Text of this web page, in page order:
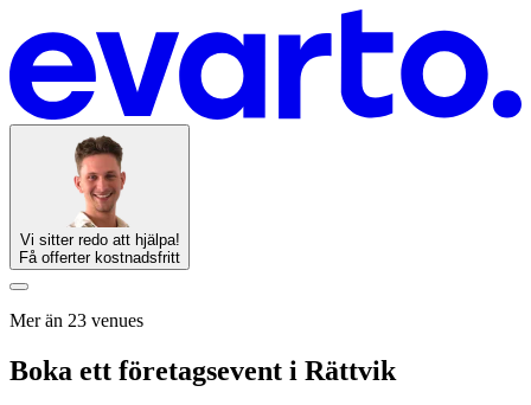
Vi sitter redo att hjälpa!
Få offerter kostnadsfritt
Mer än 23 venues
Boka ett företagsevent i Rättvik